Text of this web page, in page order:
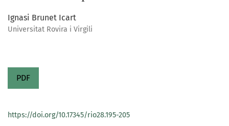
Ignasi Brunet Icart
Universitat Rovira i Virgili
PDF
https://doi.org/10.17345/rio28.195-205